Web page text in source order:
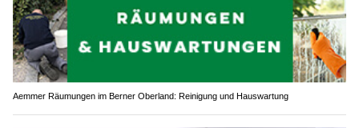
Aemmer Räumungen im Berner Oberland: Reinigung und Hauswartung